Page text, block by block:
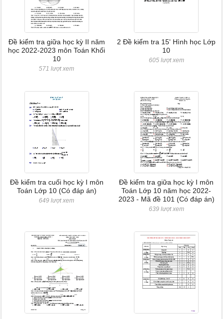
Đề kiểm tra giữa học kỳ II năm
học 2022-2023 môn Toán Khối
10
571 lượt xem
2 Đề kiểm tra 15' Hình học Lớp
10
605 lượt xem
Đề kiểm tra cuối học kỳ I môn
Toán Lớp 10 (Có đáp án)
649 lượt xem
Đề kiểm tra giữa học kỳ I môn
Toán Lớp 10 năm học 2022-
2023 - Mã đề 101 (Có đáp án)
639 lượt xem